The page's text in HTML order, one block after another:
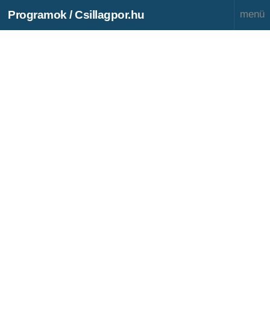
Programok / Csillagpor.hu